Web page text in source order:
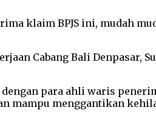
klaim BPJS ini, mudah
Cabang Bali
para ahli waris
mampu menggantikan